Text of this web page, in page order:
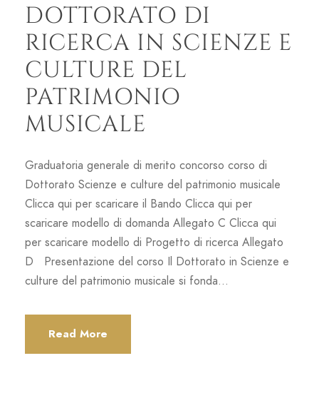
DOTTORATO DI
RICERCA IN SCIENZE E
CULTURE DEL
PATRIMONIO
MUSICALE
Graduatoria generale di merito concorso corso di
Dottorato Scienze e culture del patrimonio musicale
Clicca qui per scaricare il Bando Clicca qui per
scaricare modello di domanda Allegato C Clicca qui
per scaricare modello di Progetto di ricerca Allegato
D Presentazione del corso Il Dottorato in Scienze e
culture del patrimonio musicale si fonda...
Read More